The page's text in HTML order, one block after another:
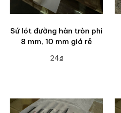
Sứ lót đường hàn tròn phi
8 mm, 10 mm giá rẻ
24₫